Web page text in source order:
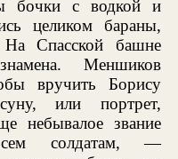
бочки с водкой и
целиком бараны,
На Спасской башне
Меншиков
вручить Борису
или портрет,
небывалое звание
Всем солдатам, —